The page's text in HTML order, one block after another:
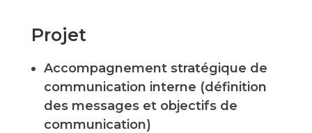
Projet
Accompagnement stratégique de
communication interne (définition
des messages et objectifs de
communication)